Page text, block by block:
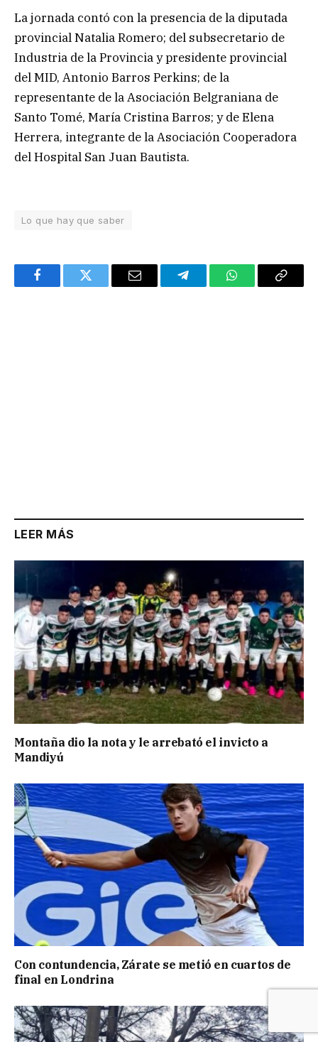
La jornada contó con la presencia de la diputada
provincial Natalia Romero; del subsecretario de
Industria de la Provincia y presidente provincial
del MID, Antonio Barros Perkins; de la
representante de la Asociación Belgraniana de
Santo Tomé, María Cristina Barros; y de Elena
Herrera, integrante de la Asociación Cooperadora
del Hospital San Juan Bautista.
Lo que hay que saber
FacebookTwitter Email TelegramWhatsAppCopy
LEER MÁS
Montaña dio la nota y le arrebató el invicto a
Mandiyú
Con contundencia, Zárate se metió en cuartos de
final en Londrina